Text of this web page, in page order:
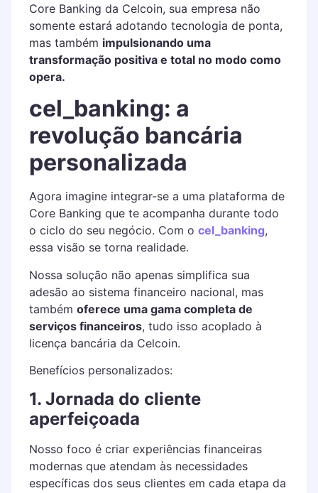
Core Banking da Celcoin, sua empresa não
somente estará adotando tecnologia de ponta,
mas também impulsionando uma
transformação positiva e total no modo como
opera.
cel_banking: a
revolução bancária
personalizada
Agora imagine integrar-se a uma plataforma de
Core Banking que te acompanha durante todo
o ciclo do seu negócio. Com o cel_banking,
essa visão se torna realidade.
Nossa solução não apenas simplifica sua
adesão ao sistema financeiro nacional, mas
também oferece uma gama completa de
serviços financeiros, tudo isso acoplado à
licença bancária da Celcoin.
Benefícios personalizados:
1. Jornada do cliente
aperfeiçoada
Nosso foco é criar experiências financeiras
modernas que atendam às necessidades
específicas dos seus clientes em cada etapa da